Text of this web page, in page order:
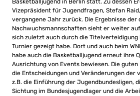
Basketballjugend in Berlin statt. Zu dessen
Vizepräsident für Jugendfragen, Stefan
vergangene Jahr zurück. Die Ergebnisse der
Nachwuchsmannschaften sieht er weiter
sich zuletzt auch durch die
Turnier gezeigt habe. Dort und auch beim
habe auch die Basketballjugend erneut ihre
Ausrichtung von Events bewiesen. Die
die Entscheidungen und Veränderungen der
z.B. die Einführung der Jugendbundesligen,
Sichtung im Bundesjugendlager und die